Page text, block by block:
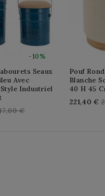
-10%
Seaux
Avec
Industriel
€
Pouf
Blanche
40 H 45
221,40 €